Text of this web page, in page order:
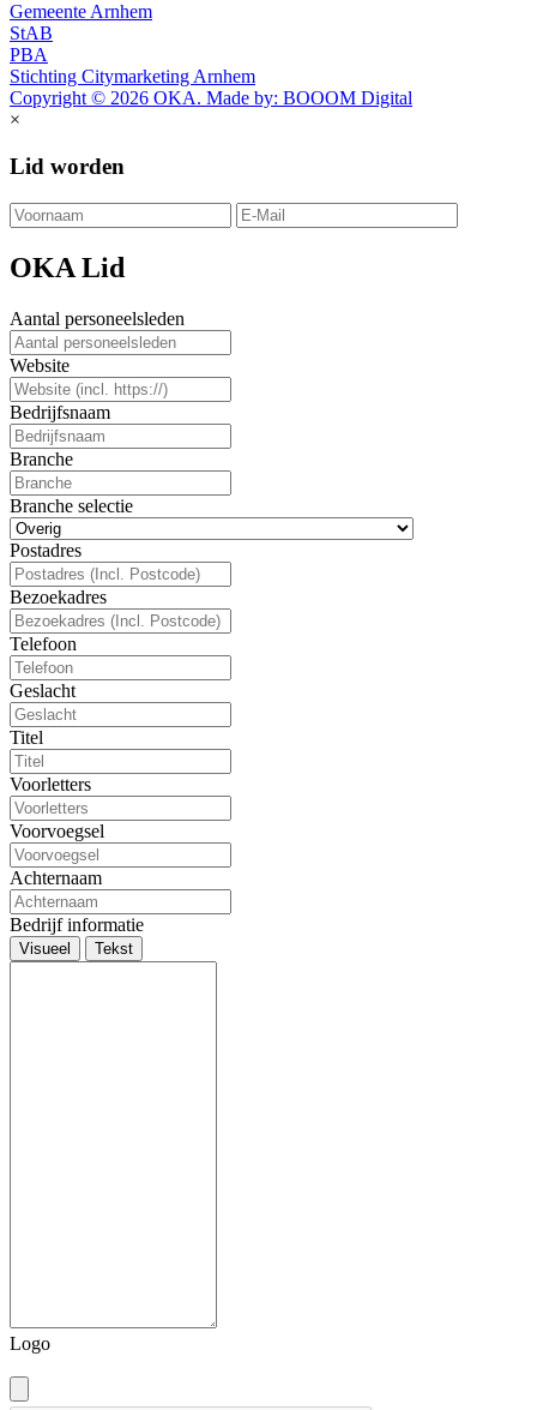
Gemeente Arnhem
StAB
PBA
Stichting Citymarketing Arnhem
Copyright © 2026 OKA. Made by: BOOOM Digital
×
Lid worden
OKA Lid
Aantal personeelsleden
Website
Bedrijfsnaam
Branche
Branche selectie
Postadres
Bezoekadres
Telefoon
Geslacht
Titel
Voorletters
Voorvoegsel
Achternaam
Bedrijf informatie
Visueel Tekst
Logo